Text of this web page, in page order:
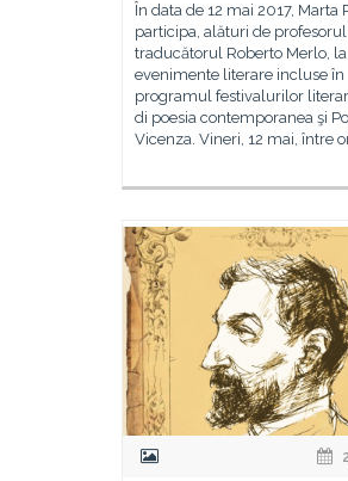
În data de 12 mai 2017, Marta
participa, alături de profesorul
traducătorul Roberto Merlo,
evenimente literare incluse în
programul festivalurilor
di poesia contemporanea şi
Vicenza. Vineri, 12 mai, între